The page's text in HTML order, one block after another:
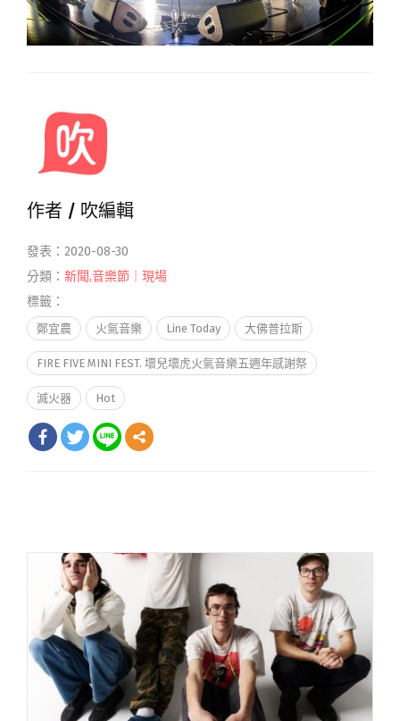
作者 / 吹編輯
發表：2020-08-30
分類： 新聞,音樂節｜現場
標籤：
鄭宜農 火氣音樂 Line Today 大佛普拉斯
FIRE FIVE MINI FEST. 壞兒壞虎火氣音樂五週年感謝祭
滅火器 Hot